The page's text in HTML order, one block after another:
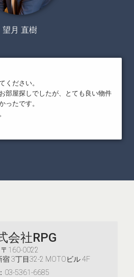
望月 直樹
ください。
部屋探しでしたが、とても良い物件
ったです。
会社RPG
〒160-0022
3丁目32-2 MOTOビル 4F
03-5361-6685